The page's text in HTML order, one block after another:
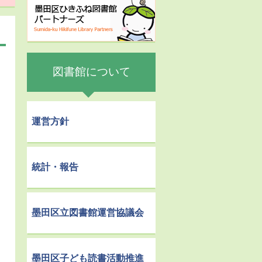
図書館について
運営方針
統計・報告
墨田区立図書館運営協議会
墨田区子ども読書活動推進